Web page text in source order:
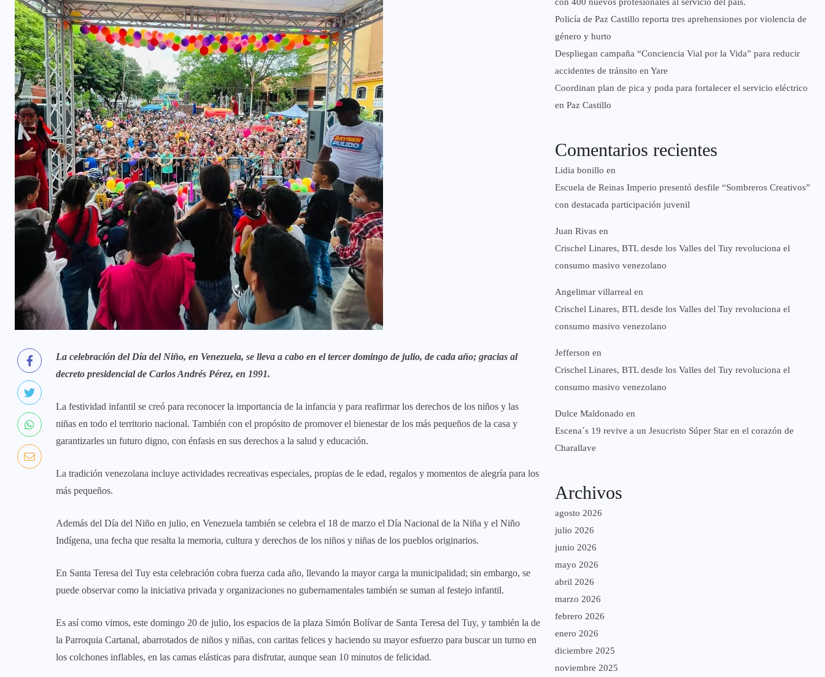
La celebración del Día del Niño, en Venezuela, se lleva a cabo en el tercer domingo de julio, de cada año; gracias al
decreto presidencial de Carlos Andrés Pérez, en 1991.
La festividad infantil se creó para reconocer la importancia de la infancia y para reafirmar los derechos de los niños y las
niñas en todo el territorio nacional. También con el propósito de promover el bienestar de los más pequeños de la casa y
garantizarles un futuro digno, con énfasis en sus derechos a la salud y educación.
La tradición venezolana incluye actividades recreativas especiales, propias de le edad, regalos y momentos de alegría para los
más pequeños.
Además del Día del Niño en julio, en Venezuela también se celebra el 18 de marzo el Día Nacional de la Niña y el Niño
Indígena, una fecha que resalta la memoria, cultura y derechos de los niños y niñas de los pueblos originarios.
En Santa Teresa del Tuy esta celebración cobra fuerza cada año, llevando la mayor carga la municipalidad; sin embargo, se
puede observar como la iniciativa privada y organizaciones no gubernamentales también se suman al festejo infantil.
Es así como vimos, este domingo 20 de julio, los espacios de la plaza Simón Bolívar de Santa Teresa del Tuy, y también la de
la Parroquia Cartanal, abarrotados de niños y niñas, con caritas felices y haciendo su mayor esfuerzo para buscar un turno en
los colchones inflables, en las camas elásticas para disfrutar, aunque sean 10 minutos de felicidad.
con 400 nuevos profesionales al servicio del país.
‎Policía de Paz Castillo reporta tres aprehensiones por violencia de
género y hurto
‎Despliegan campaña “Conciencia Vial por la Vida” para reducir
accidentes de tránsito en Yare
Coordinan plan de pica y poda para fortalecer el servicio eléctrico
en Paz Castillo
Comentarios recientes
Lidia bonillo en
Escuela de Reinas Imperio presentó desfile “Sombreros Creativos”
con destacada participación juvenil
Juan Rivas en
Crischel Linares, BTL desde los Valles del Tuy revoluciona el
consumo masivo venezolano
Angelimar villarreal en
Crischel Linares, BTL desde los Valles del Tuy revoluciona el
consumo masivo venezolano
Jefferson en
Crischel Linares, BTL desde los Valles del Tuy revoluciona el
consumo masivo venezolano
Dulce Maldonado en
Escena´s 19 revive a un Jesucristo Súper Star en el corazón de
Charallave
Archivos
agosto 2026
julio 2026
junio 2026
mayo 2026
abril 2026
marzo 2026
febrero 2026
enero 2026
diciembre 2025
noviembre 2025